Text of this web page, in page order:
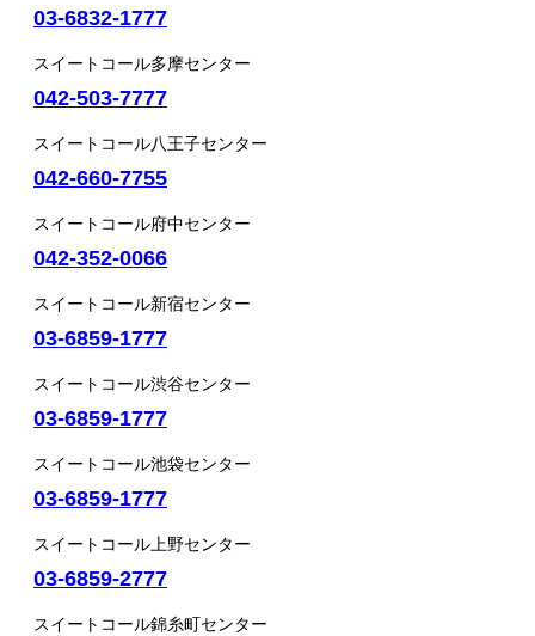
03-6832-1777
スイートコール多摩センター
042-503-7777
スイートコール八王子センター
042-660-7755
スイートコール府中センター
042-352-0066
スイートコール新宿センター
03-6859-1777
スイートコール渋谷センター
03-6859-1777
スイートコール池袋センター
03-6859-1777
スイートコール上野センター
03-6859-2777
スイートコール錦糸町センター